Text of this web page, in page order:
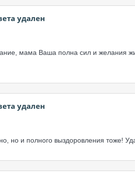
удален
мама Ваша полна сил и желания
удален
но и полного выздоровления тоже!